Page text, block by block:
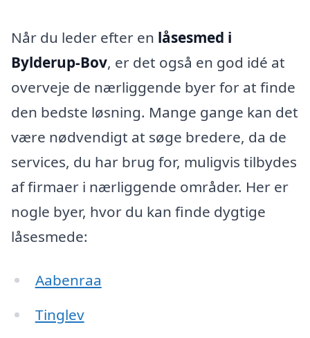
Når du leder efter en låsesmed i
Bylderup-Bov, er det også en god idé at
overveje de nærliggende byer for at finde
den bedste løsning. Mange gange kan det
være nødvendigt at søge bredere, da de
services, du har brug for, muligvis tilbydes
af firmaer i nærliggende områder. Her er
nogle byer, hvor du kan finde dygtige
låsesmede:
Aabenraa
Tinglev